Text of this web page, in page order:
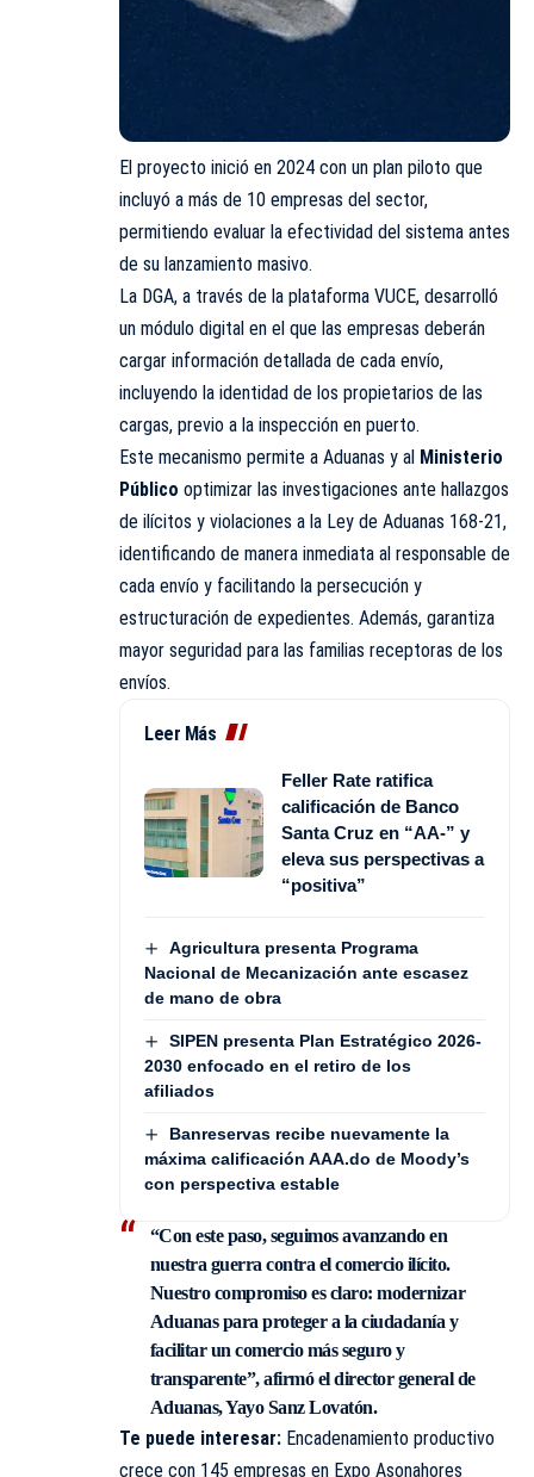
El proyecto inició en 2024 con un plan piloto que
incluyó a más de 10 empresas del sector,
permitiendo evaluar la efectividad del sistema antes
de su lanzamiento masivo.
La DGA, a través de la plataforma VUCE, desarrolló
un módulo digital en el que las empresas deberán
cargar información detallada de cada envío,
incluyendo la identidad de los propietarios de las
cargas, previo a la inspección en puerto.
Este mecanismo permite a Aduanas y al Ministerio
Público optimizar las investigaciones ante hallazgos
de ilícitos y violaciones a la Ley de Aduanas 168-21,
identificando de manera inmediata al responsable de
cada envío y facilitando la persecución y
estructuración de expedientes. Además, garantiza
mayor seguridad para las familias receptoras de los
envíos.
Leer Más
Feller Rate ratifica
calificación de Banco
Santa Cruz en “AA-” y
eleva sus perspectivas a
“positiva”
Agricultura presenta Programa
Nacional de Mecanización ante escasez
de mano de obra
SIPEN presenta Plan Estratégico 2026-
2030 enfocado en el retiro de los
afiliados
Banreservas recibe nuevamente la
máxima calificación AAA.do de Moody’s
con perspectiva estable
“Con este paso, seguimos avanzando en
nuestra guerra contra el comercio ilícito.
Nuestro compromiso es claro: modernizar
Aduanas para proteger a la ciudadanía y
facilitar un comercio más seguro y
transparente”, afirmó el director general de
Aduanas, Yayo Sanz Lovatón.
Te puede interesar: Encadenamiento productivo
crece con 145 empresas en Expo Asonahores